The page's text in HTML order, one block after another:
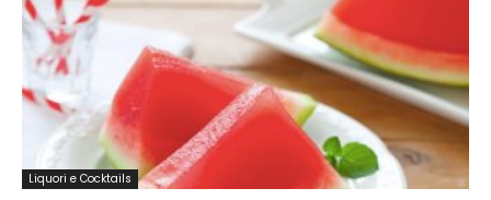
Liquori e Cocktails